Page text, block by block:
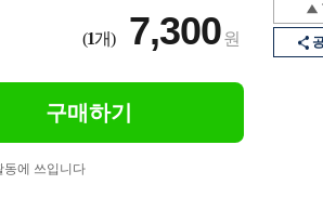
(1개) 7,300원
구매하기
동에 쓰입니다